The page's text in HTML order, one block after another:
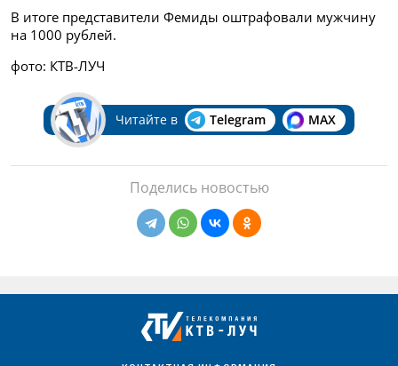
В итоге представители Фемиды оштрафовали мужчину
на 1000 рублей.
фото: КТВ-ЛУЧ
Читайте в Telegram MAX
Поделись новостью